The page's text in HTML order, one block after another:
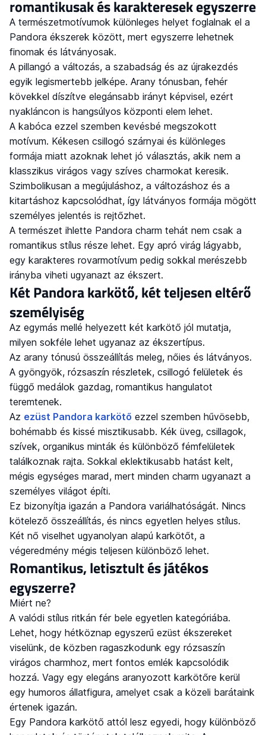
romantikusak és karakteresek egyszerre
A természetmotívumok különleges helyet foglalnak el a
Pandora ékszerek között, mert egyszerre lehetnek
finomak és látványosak.
A pillangó a változás, a szabadság és az újrakezdés
egyik legismertebb jelképe. Arany tónusban, fehér
kövekkel díszítve elegánsabb irányt képvisel, ezért
nyakláncon is hangsúlyos központi elem lehet.
A kabóca ezzel szemben kevésbé megszokott
motívum. Kékesen csillogó szárnyai és különleges
formája miatt azoknak lehet jó választás, akik nem a
klasszikus virágos vagy szíves charmokat keresik.
Szimbolikusan a megújuláshoz, a változáshoz és a
kitartáshoz kapcsolódhat, így látványos formája mögött
személyes jelentés is rejtőzhet.
A természet ihlette Pandora charm tehát nem csak a
romantikus stílus része lehet. Egy apró virág lágyabb,
egy karakteres rovarmotívum pedig sokkal merészebb
irányba viheti ugyanazt az ékszert.
Két Pandora karkötő, két teljesen eltérő
személyiség
Az egymás mellé helyezett két karkötő jól mutatja,
milyen sokféle lehet ugyanaz az ékszertípus.
Az arany tónusú összeállítás meleg, nőies és látványos.
A gyöngyök, rózsaszín részletek, csillogó felületek és
függő medálok gazdag, romantikus hangulatot
teremtenek.
Az ezüst Pandora karkötő ezzel szemben hűvösebb,
bohémabb és kissé misztikusabb. Kék üveg, csillagok,
szívek, organikus minták és különböző fémfelületek
találkoznak rajta. Sokkal eklektikusabb hatást kelt,
mégis egységes marad, mert minden charm ugyanazt a
személyes világot építi.
Ez bizonyítja igazán a Pandora variálhatóságát. Nincs
kötelező összeállítás, és nincs egyetlen helyes stílus.
Két nő viselhet ugyanolyan alapú karkötőt, a
végeredmény mégis teljesen különböző lehet.
Romantikus, letisztult és játékos
egyszerre?
Miért ne?
A valódi stílus ritkán fér bele egyetlen kategóriába.
Lehet, hogy hétköznap egyszerű ezüst ékszereket
viselünk, de közben ragaszkodunk egy rózsaszín
virágos charmhoz, mert fontos emlék kapcsolódik
hozzá. Vagy egy elegáns aranyozott karkötőre kerül
egy humoros állatfigura, amelyet csak a közeli barátaink
értenek igazán.
Egy Pandora karkötő attól lesz egyedi, hogy különböző